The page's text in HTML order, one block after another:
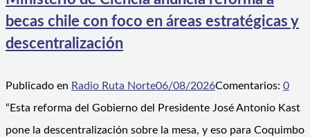
becas chile con foco en áreas estratégicas y
descentralización
Publicado en Radio Ruta Norte06/08/2026Comentarios: 0
“Esta reforma del Gobierno del Presidente José Antonio Kast
pone la descentralización sobre la mesa, y eso para Coquimbo